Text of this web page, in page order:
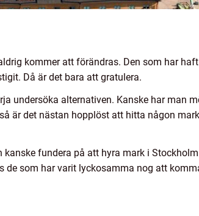
kommer att förändras. Den som har
Då är det bara att gratulera.
undersöka alternativen. Kanske har man
är det nästan hopplöst att hitta någon
fundera på att hyra mark i
som har varit lyckosamma nog att